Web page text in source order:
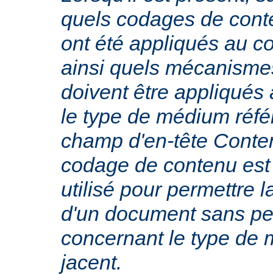
quels codages de
ont été appliqués au
ainsi quels
doivent être appliqués
le type de médium
champ d'en-tête
codage de contenu
utilisé pour permettre
d'un document sans
concernant le type de
jacent.